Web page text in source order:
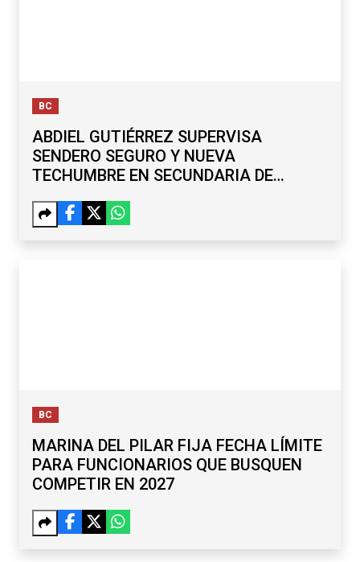
BC
ABDIEL GUTIÉRREZ SUPERVISA
SENDERO SEGURO Y NUEVA
TECHUMBRE EN SECUNDARIA DE
BC
MARINA DEL PILAR FIJA FECHA LÍMITE
PARA FUNCIONARIOS QUE BUSQUEN
COMPETIR EN 2027